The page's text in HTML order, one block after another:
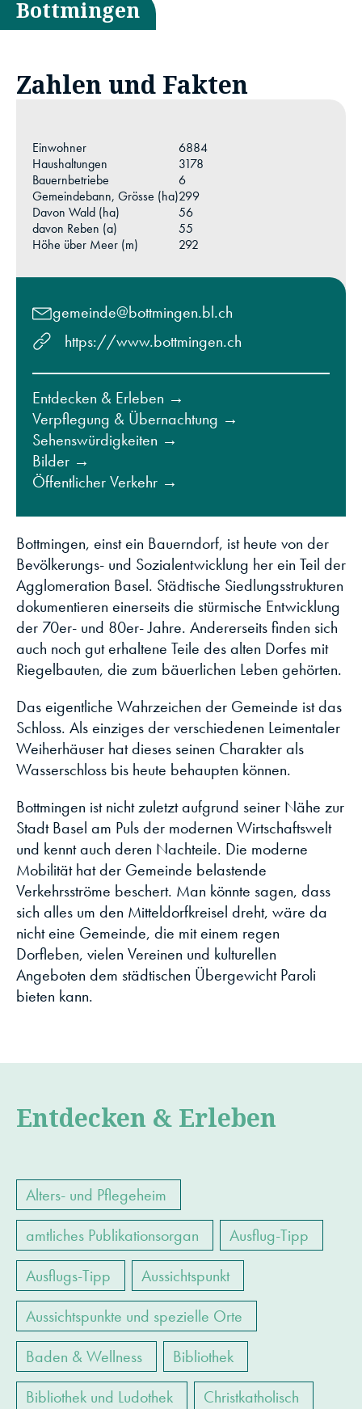
Bottmingen
Zahlen und Fakten
Einwohner
Haushaltungen
Bauernbetriebe
Gemeindebann, Grösse (ha)
Davon Wald (ha)
davon Reben (a)
Höhe über Meer (m)
6884
3178
6
299
56
55
292
gemeinde@bottmingen.bl.ch
https://www.bottmingen.ch
Entdecken & Erleben →
Verpflegung & Übernachtung →
Sehenswürdigkeiten →
Bilder →
Öffentlicher Verkehr →
Bottmingen, einst ein Bauerndorf, ist heute von der
Bevölkerungs- und Sozialentwicklung her ein Teil der
Agglomeration Basel. Städtische Siedlungsstrukturen
dokumentieren einerseits die stürmische Entwicklung
der 70er- und 80er- Jahre. Andererseits finden sich
auch noch gut erhaltene Teile des alten Dorfes mit
Riegelbauten, die zum bäuerlichen Leben gehörten.
Das eigentliche Wahrzeichen der Gemeinde ist das
Schloss. Als einziges der verschiedenen Leimentaler
Weiherhäuser hat dieses seinen Charakter als
Wasserschloss bis heute behaupten können.
Bottmingen ist nicht zuletzt aufgrund seiner Nähe zur
Stadt Basel am Puls der modernen Wirtschaftswelt
und kennt auch deren Nachteile. Die moderne
Mobilität hat der Gemeinde belastende
Verkehrsströme beschert. Man könnte sagen, dass
sich alles um den Mitteldorfkreisel dreht, wäre da
nicht eine Gemeinde, die mit einem regen
Dorfleben, vielen Vereinen und kulturellen
Angeboten dem städtischen Übergewicht Paroli
bieten kann.
Entdecken & Erleben
Alters- und Pflegeheim
amtliches Publikationsorgan
Ausflug-Tipp
Ausflugs-Tipp
Aussichtspunkt
Aussichtspunkte und spezielle Orte
Baden & Wellness
Bibliothek
Bibliothek und Ludothek
Christkatholisch